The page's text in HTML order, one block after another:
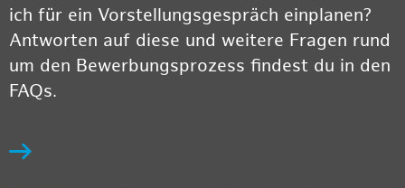
ich für ein Vorstellungsgespräch einplanen?
Antworten auf diese und weitere Fragen rund
um den Bewerbungsprozess findest du in den
FAQs.